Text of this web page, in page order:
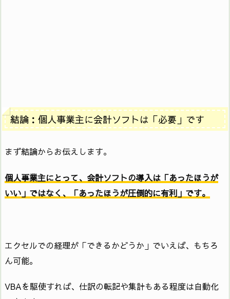
結論：個人事業主に会計ソフトは「必要」です
まず結論からお伝えします。
個人事業主にとって、会計ソフトの導入は「あったほうが
いい」ではなく、「あったほうが圧倒的に有利」です。
エクセルでの経理が「できるかどうか」でいえば、もちろ
ん可能。
VBAを駆使すれば、仕訳の転記や集計もある程度は自動化